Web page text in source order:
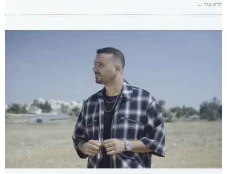
קרא עוד ←